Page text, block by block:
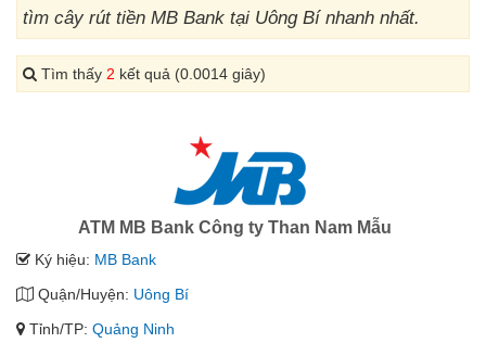
tìm cây rút tiền MB Bank tại Uông Bí nhanh nhất.
Tìm thấy 2 kết quả (0.0014 giây)
ATM MB Bank Công ty Than Nam Mẫu
Ký hiệu: MB Bank
Quận/Huyện: Uông Bí
Tỉnh/TP: Quảng Ninh